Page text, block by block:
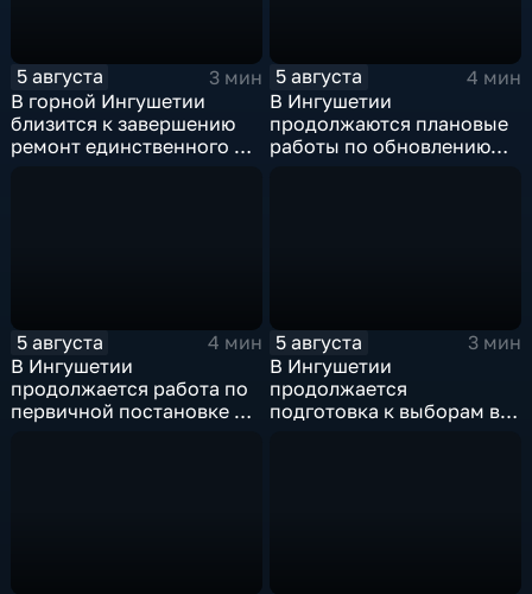
5 августа
3 мин
В горной Ингушетии
близится к завершению
ремонт единственного в
5 августа
4 мин
В Ингушетии
продолжаются плановые
работы по обновлению
5 августа
4 мин
В Ингушетии
продолжается работа по
первичной постановке на
5 августа
3 мин
В Ингушетии
продолжается
подготовка к выборам в